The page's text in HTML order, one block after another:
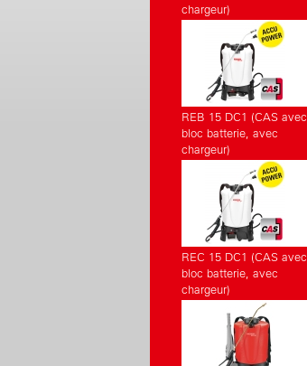
chargeur)
REB 15 DC1 (CAS avec
bloc batterie, avec
chargeur)
REC 15 DC1 (CAS avec
bloc batterie, avec
chargeur)